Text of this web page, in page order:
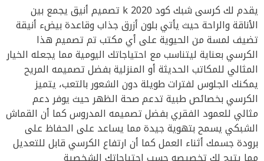
يقدم لك كرسى شبك كود k 2020 تصميم أنيق يجمع بين
الأناقة والراحة حيث يأتي بلون أزرق جذاب وقاعدة بيضء أنيقة
تضيف لمسة من الحيوية على أي مكتب تم تصميم هذا
الكرسي بعناية ليتناسب مع احتياجاتك اليومية مما يجعله الخيار
المثالي للمكاتب الحديثة أو المنزلية بفضل تصميمه المريح
يمكنك الجلوس لفترات طويلة دون الشعور بالتعب، يتميز
الكرسي بخصائص طبية تدعم صحة الظهر حيث يوفر دعم
مثالي للعمود الفقري بفضل تصميمه المدروس كما أن القماش
الشبكي يسمح بتهوية جيدة مما يساعد على الحفاظ على
برودة جسمك أثناء العمل كما أن ارتفاع الكرسي قابل للتعديل